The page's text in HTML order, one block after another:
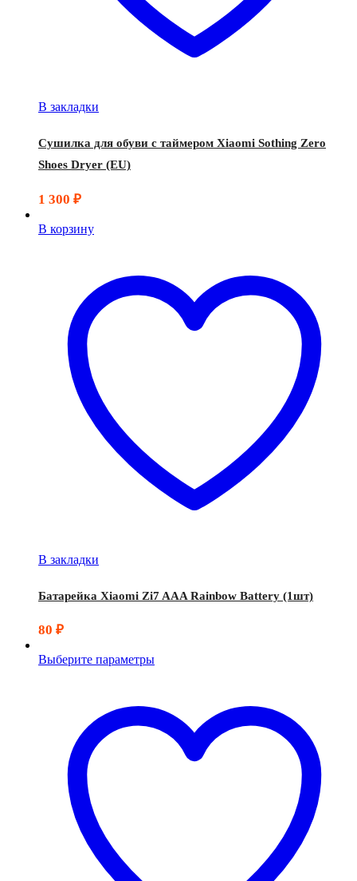
В закладки
Сушилка для обуви с таймером Xiaomi Sothing Zero
Shoes Dryer (EU)
1 300 ₽
В корзину
В закладки
Батарейка Xiaomi Zi7 AAA Rainbow Battery (1шт)
80 ₽
Выберите параметры